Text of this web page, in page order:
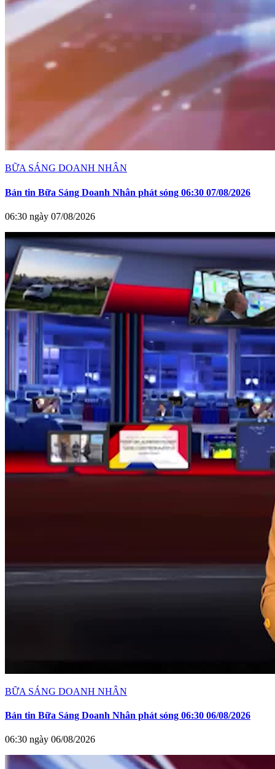
BỮA SÁNG DOANH NHÂN
Bản tin Bữa Sáng Doanh Nhân phát sóng 06:30 07/08/2026
06:30 ngày 07/08/2026
BỮA SÁNG DOANH NHÂN
Bản tin Bữa Sáng Doanh Nhân phát sóng 06:30 06/08/2026
06:30 ngày 06/08/2026